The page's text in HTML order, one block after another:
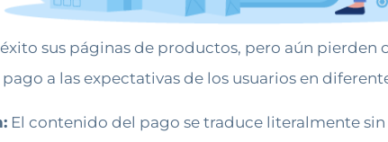
sus páginas de productos, pero aún
a las expectativas de los usuarios en
El contenido del pago se traduce literalmente